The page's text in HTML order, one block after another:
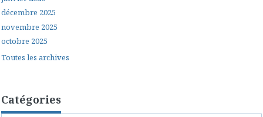
décembre 2025
novembre 2025
octobre 2025
Toutes les archives
Catégories